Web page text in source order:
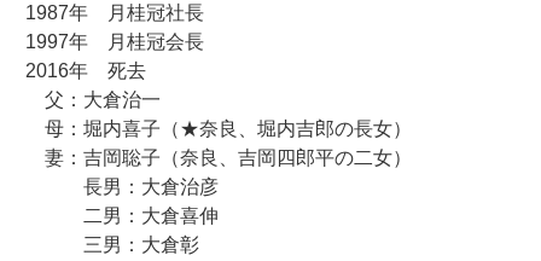
1987年 月桂冠社長
1997年 月桂冠会長
2016年 死去
父：大倉治一
母：堀内喜子（★奈良、堀内吉郎の長女）
妻：吉岡聡子（奈良、吉岡四郎平の二女）
長男：大倉治彦
二男：大倉喜伸
三男：大倉彰